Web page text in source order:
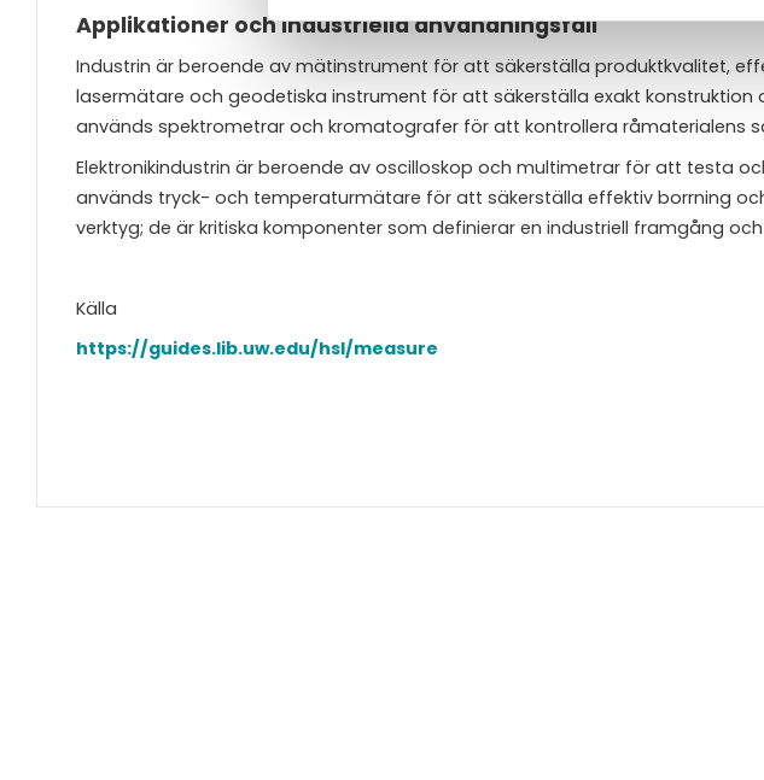
Applikationer och industriella användningsfall
Industrin är beroende av mätinstrument för att säkerställa produktkvalitet,
lasermätare och geodetiska instrument för att säkerställa exakt konstruktion
används spektrometrar och kromatografer för att kontrollera råmaterialens
Elektronikindustrin är beroende av oscilloskop och multimetrar för att testa
används tryck- och temperaturmätare för att säkerställa effektiv borrning
verktyg; de är kritiska komponenter som definierar en industriell framgång
Källa
https://guides.lib.uw.edu/hsl/measure